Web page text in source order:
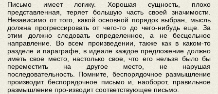
Письмо имеет логику. Хорошая сущность, плохо
представленная, теряет большую часть своей значимости.
Независимо от того, какой основной порядок выбран, мысль
должна прогрессировать от чего-то до чего-нибудь еще. За
этим должно следовать определенное, а не бесцельное
направление. Во всем произведении, также как в каком-то
разделе и параграфе, в идеале каждое предложение должно
иметь свое место, настолько свое, что его нельзя было бы
переместить на другое место, не нарушая
последовательность. Помните, беспорядочное размышление
производит беспорядочное письмо и, наоборот, правильное
размышление про-изводит соответствующее письмо.